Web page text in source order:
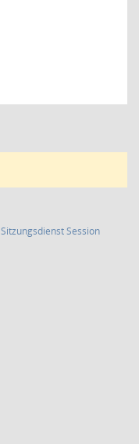
SitzungsdienstSession(Wird in